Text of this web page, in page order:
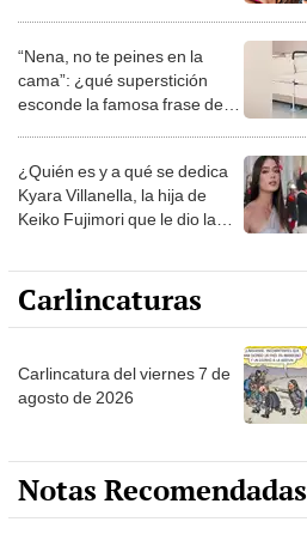
“Nena, no te peines en la
cama”: ¿qué superstición
esconde la famosa frase de
¿Quién es y a qué se dedica
Kyara Villanella, la hija de
Keiko Fujimori que le dio la
Carlincaturas
Carlincatura del viernes 7 de
agosto de 2026
Notas Recomendadas